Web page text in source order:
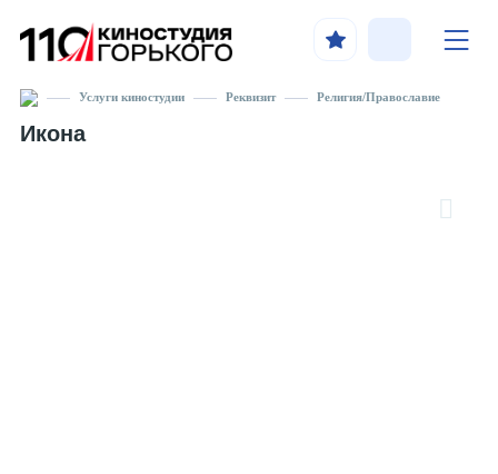
Услуги киностудии Реквизит Религия/Православие
Икона